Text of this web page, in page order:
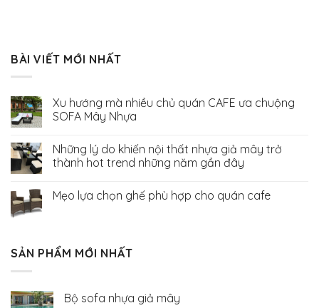
BÀI VIẾT MỚI NHẤT
Xu hướng mà nhiều chủ quán CAFE ưa chuộng
SOFA Mây Nhựa
Những lý do khiến nội thất nhựa giả mây trở
thành hot trend những năm gần đây
Mẹo lựa chọn ghế phù hợp cho quán cafe
SẢN PHẨM MỚI NHẤT
Bộ sofa nhựa giả mây